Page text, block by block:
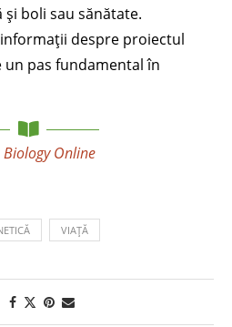
boli sau sănătate.
despre proiectul
pas fundamental în
Biology Online
VIAȚĂ